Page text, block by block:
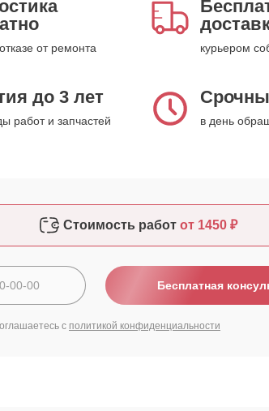
от ремонта курьером
до 3 лет
работ и запчастей в день
Стоимость работ от 1450 ₽
Бесплатная
с политикой конфиденциальности